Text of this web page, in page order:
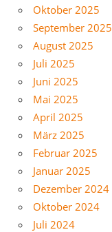
Oktober 2025
September 2025
August 2025
Juli 2025
Juni 2025
Mai 2025
April 2025
März 2025
Februar 2025
Januar 2025
Dezember 2024
Oktober 2024
Juli 2024